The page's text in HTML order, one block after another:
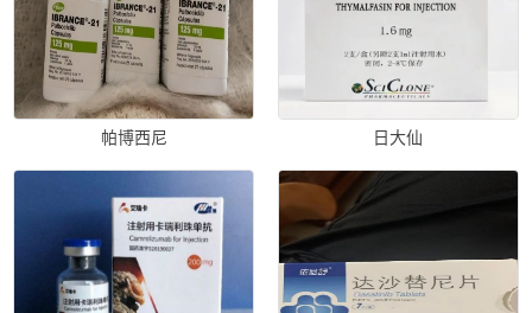
帕博西尼 日大仙